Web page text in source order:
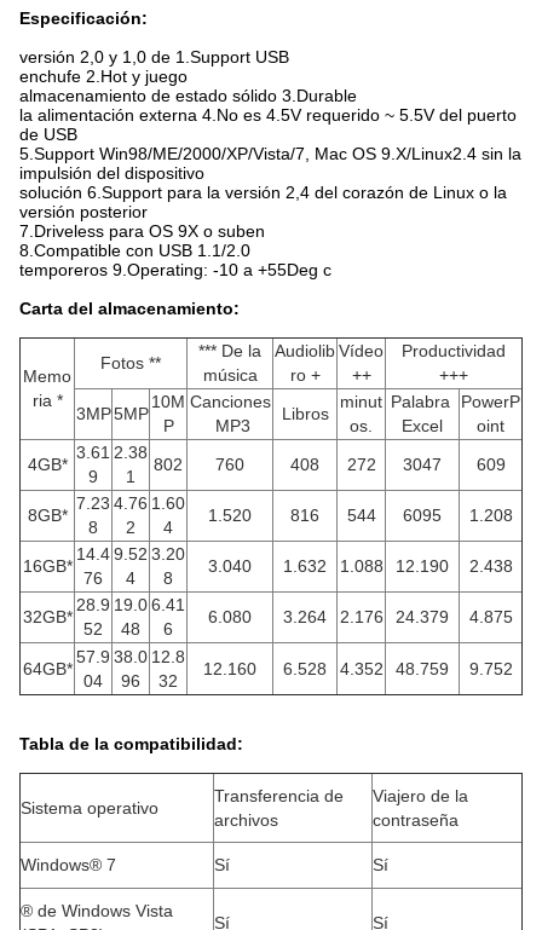
Especificación:
versión 2,0 y 1,0 de 1.Support USB
enchufe 2.Hot y juego
almacenamiento de estado sólido 3.Durable
la alimentación externa 4.No es 4.5V requerido ~ 5.5V del puerto
de USB
5.Support Win98/ME/2000/XP/Vista/7, Mac OS 9.X/Linux2.4 sin la
impulsión del dispositivo
solución 6.Support para la versión 2,4 del corazón de Linux o la
versión posterior
7.Driveless para OS 9X o suben
8.Compatible con USB 1.1/2.0
temporeros 9.Operating: -10 a +55Deg c
Carta del almacenamiento:
Memo
ria *
Fotos **
*** De la
música
Audiolib
ro +
Vídeo
++
Productividad
+++
3MP5MP
10M
P
Canciones
MP3
Libros
minut
os.
Palabra
Excel
PowerP
oint
4GB*
3.61
9
2.38
1
802 760 408 272 3047 609
8GB*
7.23
8
4.76
2
1.60
4
1.520 816 544 6095 1.208
16GB*
14.4
76
9.52
4
3.20
8
3.040 1.632 1.088 12.190 2.438
32GB*
28.9
52
19.0
48
6.41
6
6.080 3.264 2.176 24.379 4.875
64GB*
57.9
04
38.0
96
12.8
32
12.160 6.528 4.352 48.759 9.752
Tabla de la compatibilidad:
Sistema operativo
Transferencia de
archivos
Viajero de la
contraseña
Windows® 7 Sí Sí
® de Windows Vista
Sí Sí